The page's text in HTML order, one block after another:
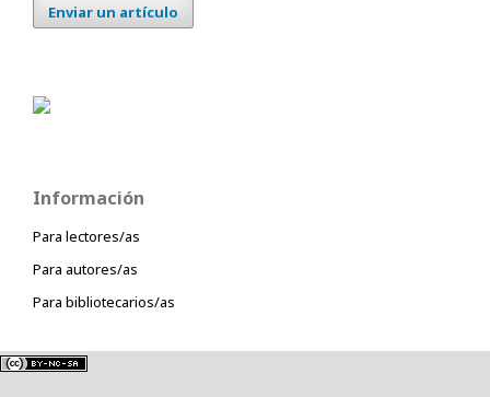
Enviar un artículo
Información
Para lectores/as
Para autores/as
Para bibliotecarios/as